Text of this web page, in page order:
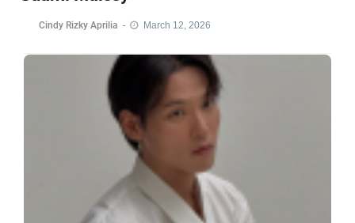
Cindy Rizky Aprilia - March 12, 2026